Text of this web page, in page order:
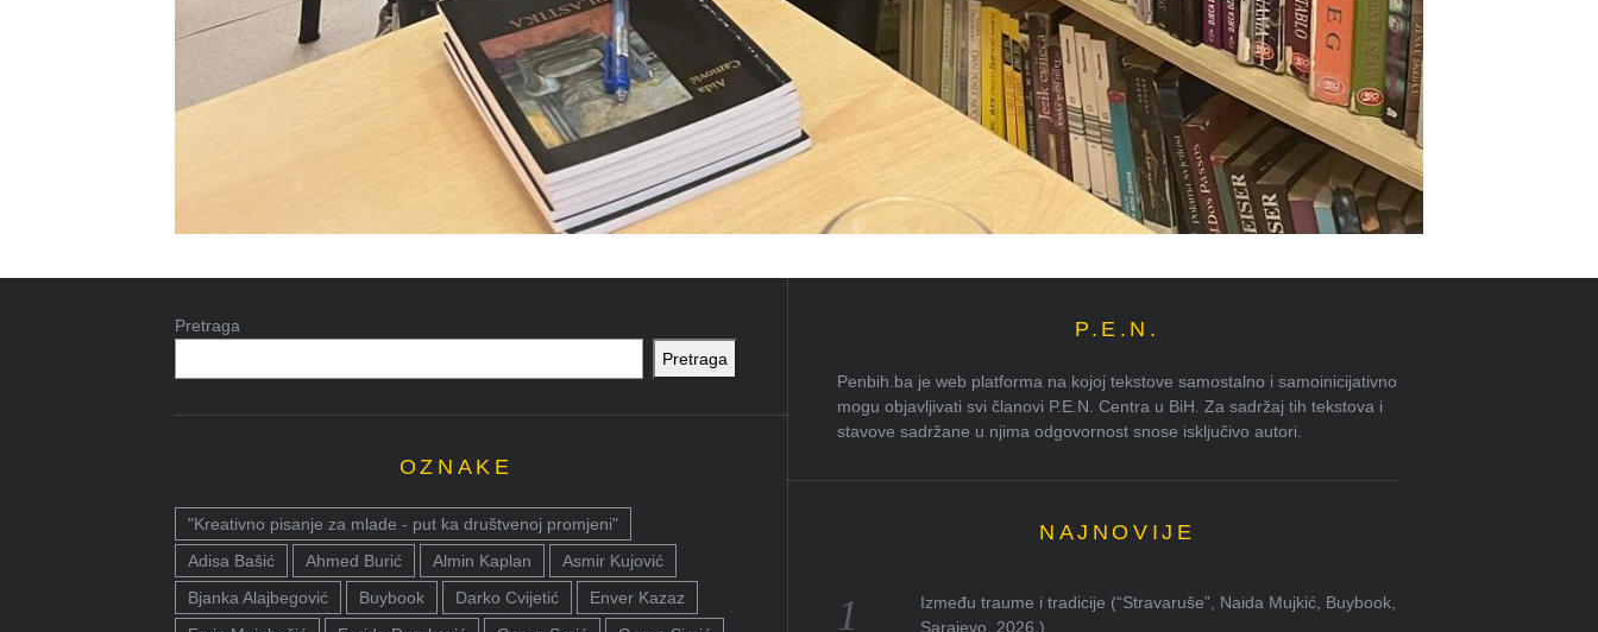
Pretraga
Pretraga
OZNAKE
"Kreativno pisanje za mlade - put ka društvenoj promjeni"
Adisa Bašić
Ahmed Burić Almin Kaplan
Asmir Kujović
Bjanka Alajbegović
Buybook Darko Cvijetić
Enver Kazaz
P.E.N.
Penbih.ba je web platforma na kojoj tekstove samostalno i samoinicijativno
mogu objavljivati svi članovi P.E.N. Centra u BiH. Za sadržaj tih tekstova i
stavove sadržane u njima odgovornost snose isključivo autori.
NAJNOVIJE
Između traume i tradicije (“Stravaruše”, Naida Mujkić, Buybook,
Sarajevo, 2026.)